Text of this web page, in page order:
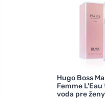
Hugo Boss
Femme
voda pre